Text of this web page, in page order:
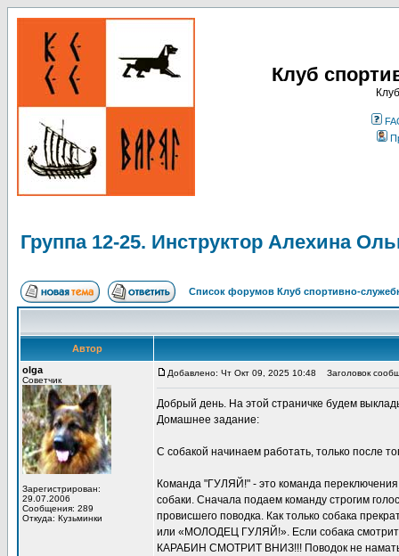
Клуб
Группа 12-25. Инструктор Алехина
Список форумов Клуб спортивно-
Автор
olga
Советчик
Зарегистрирован:
29.07.2006
Сообщения: 289
Откуда: Кузьминки
Добавлено: Чт Окт 09, 2025 10:48 Заголовок
Добрый день. На этой страничке будем
Домашнее задание:
С собакой начинаем работать, только после
Команда "ГУЛЯЙ!" - это команда
собаки. Сначала подаем команду строгим
провисшего поводка. Как только собака
или «МОЛОДЕЦ ГУЛЯЙ!». Если собака
КАРАБИН СМОТРИТ ВНИЗ!!! Поводок не